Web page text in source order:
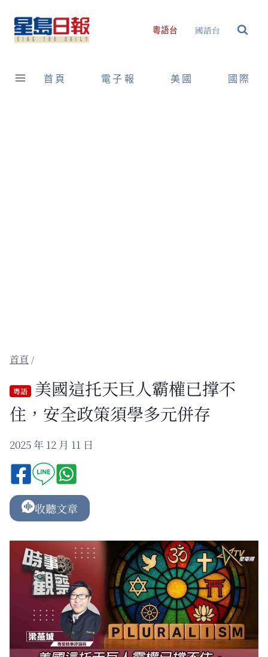
content
粵語台 國語台
首頁 電子報 美國 國際
/
粵語
美國這托天巨人霸權已撑不
住，安全政策須學多元併存
2025 年 12 月 11 日
收聽文章